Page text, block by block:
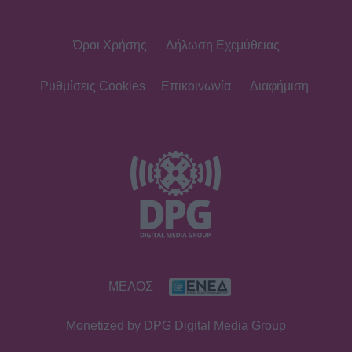
του Ant1 - Πώς ξεδιπλώνεται η
Τα smart σύνολα της Σταματίνας
Τσιμτσιλή φοριούνται από το πρωί
Νίκος Καλογερόπουλος: Πού και πότε
θα γίνει η κηδεία - Η τελευταία
επιθυμία & η παράκληση
Όροι Χρήσης Δήλωση Εχεμύθειας
Ρυθμίσεις Cookies Επικοινωνία Διαφήμιση
ΜΕΛΟΣ
Monetized by DPG Digital Media Group